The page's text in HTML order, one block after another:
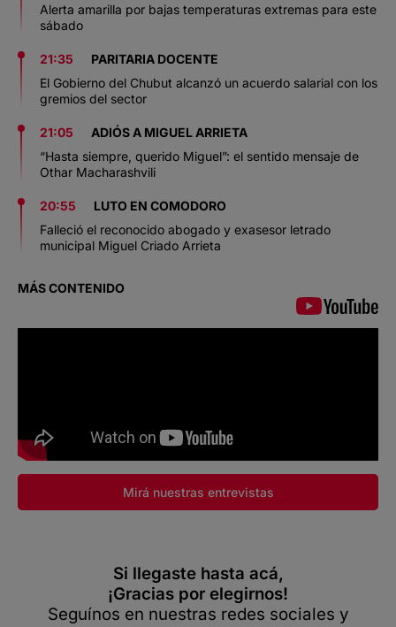
Alerta amarilla por bajas temperaturas extremas para este
sábado
21:35
PARITARIA DOCENTE
El Gobierno del Chubut alcanzó un acuerdo salarial con los
gremios del sector
21:05
ADIÓS A MIGUEL ARRIETA
“Hasta siempre, querido Miguel”: el sentido mensaje de
Othar Macharashvili
20:55
LUTO EN COMODORO
Falleció el reconocido abogado y exasesor letrado
municipal Miguel Criado Arrieta
MÁS CONTENIDO
Mirá nuestras entrevistas
Si llegaste hasta acá,
¡Gracias por elegirnos!
Seguínos en nuestras redes sociales y